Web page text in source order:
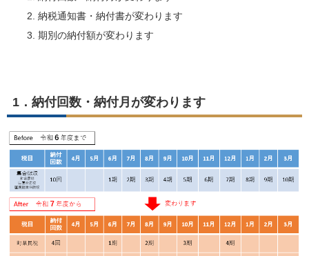
納税通知書・納付書が変わります
期別の納付額が変わります
1．納付回数・納付月が変わります